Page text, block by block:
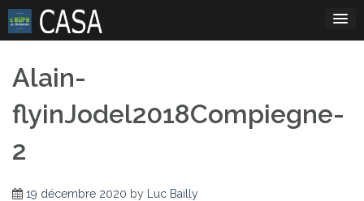
Skip
content
Alain-
flyinJodel2018Compiegne-
2
19 décembre 2020 by Luc Bailly